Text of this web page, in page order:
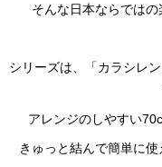
そんな日本ならではの
シリーズは、「カラシレ
アレンジのしやすい
きゅっと結んで簡単に